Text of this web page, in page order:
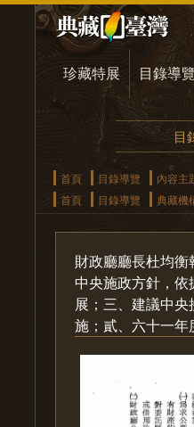
珍藏特展 目錄導覽
目
首頁 目錄導覽 內容主
首頁
目錄導覽 典藏機
財政廳廳長杜均
中央施政方針，
展；三、建議中
施；貳、六十一年